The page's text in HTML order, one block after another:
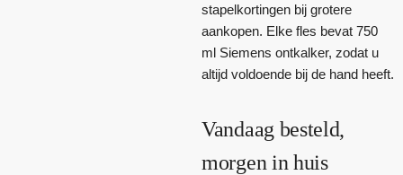
stapelkortingen bij grotere
aankopen. Elke fles bevat 750
ml Siemens ontkalker, zodat u
altijd voldoende bij de hand heeft.
Vandaag besteld,
morgen in huis